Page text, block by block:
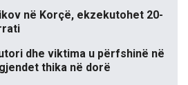
në Korçë, ekzekutohet 20-
dhe viktima u përfshinë në
thika në dorë